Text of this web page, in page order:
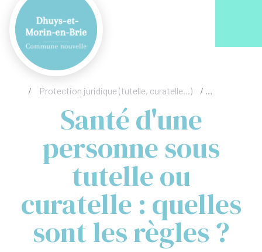
/ Protection juridique (tutelle, curatelle...) / Santé d'une
Santé d'une
personne sous
tutelle ou
curatelle : quelles
sont les règles ?